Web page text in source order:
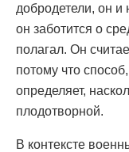
добродетели, он и
он заботится о
полагал. Он
потому что
определяет,
плодотворной.
В контексте